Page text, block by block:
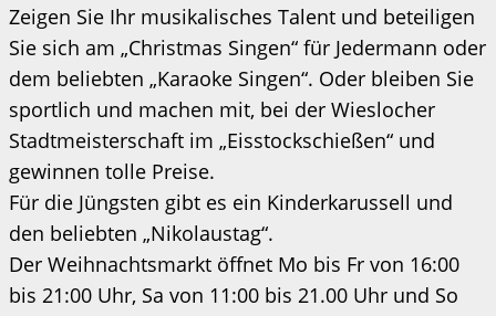
Zeigen Sie Ihr musikalisches Talent und beteiligen
Sie sich am „Christmas Singen“ für Jedermann oder
dem beliebten „Karaoke Singen“. Oder bleiben Sie
sportlich und machen mit, bei der Wieslocher
Stadtmeisterschaft im „Eisstockschießen“ und
gewinnen tolle Preise.
Für die Jüngsten gibt es ein Kinderkarussell und
den beliebten „Nikolaustag“.
Der Weihnachtsmarkt öffnet Mo bis Fr von 16:00
bis 21:00 Uhr, Sa von 11:00 bis 21.00 Uhr und So